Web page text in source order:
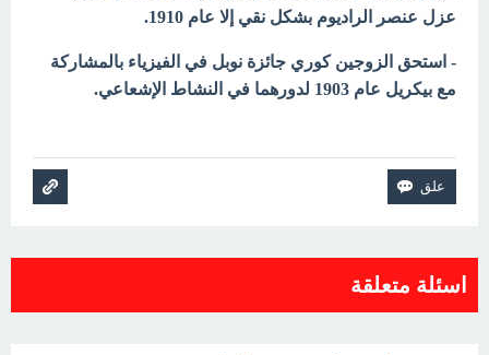
عزل عنصر الراديوم بشكل نقي إلا عام 1910.
- استحق الزوجين كوري جائزة نوبل في الفيزياء بالمشاركة
مع بيكريل عام 1903 لدورهما في النشاط الإشعاعي.
اسئلة متعلقة